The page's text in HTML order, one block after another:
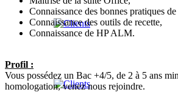
Connaissance des bonnes pratiques
Connaissance des outils de recette,
Connaissance de HP ALM.
Profil :
Vous possédez un Bac +4/5, de 2 à 5 ans
homologation, venez nous rejoindre.